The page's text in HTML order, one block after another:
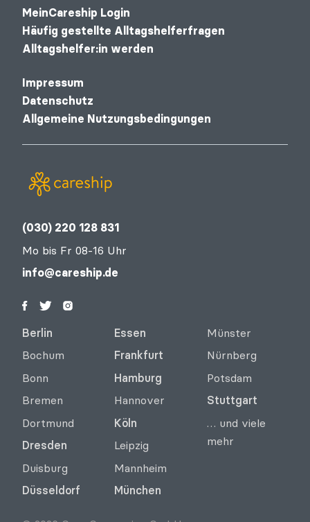
Alltagshilfe werden
MeinCareship Login
Häufig gestellte Alltagshelferfragen
Alltagshelfer:in werden
Impressum
Datenschutz
Allgemeine Nutzungsbedingungen
(030) 220 128 831
Mo bis Fr 08-16 Uhr
info@careship.de
Berlin
Bochum
Bonn
Bremen
Dortmund
Dresden
Duisburg
Düsseldorf
Essen
Frankfurt
Hamburg
Hannover
Köln
Leipzig
Mannheim
München
Münster
Nürnberg
Potsdam
Stuttgart
… und viele
mehr